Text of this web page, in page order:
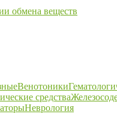
обмена веществ
Венотоники
средства
Неврология